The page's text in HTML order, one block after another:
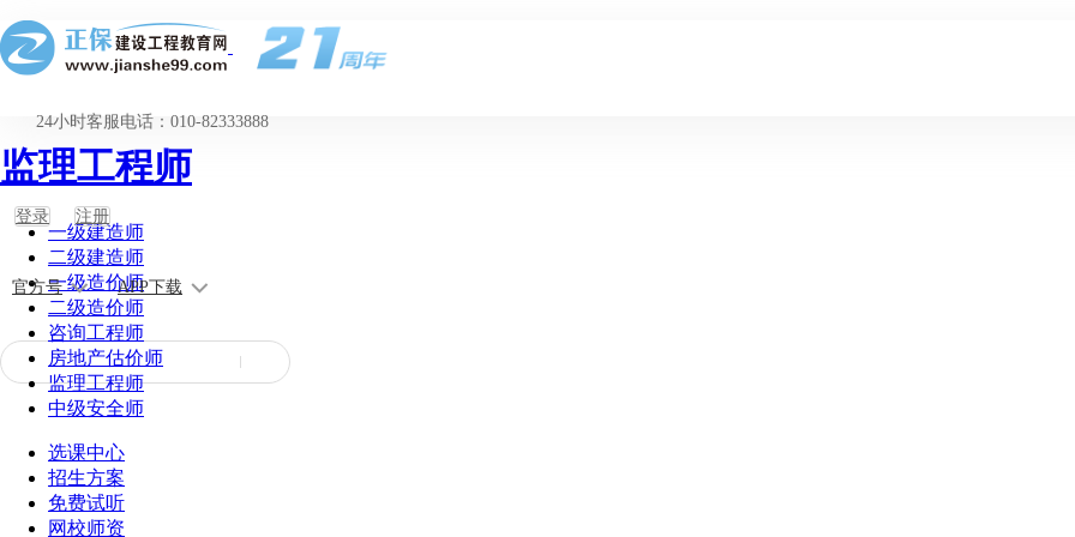
24小时客服电话：010-82333888
登录 注册
官方号 APP下载
监理工程师
一级建造师
二级建造师
一级造价师
二级造价师
咨询工程师
房地产估价师
监理工程师
中级安全师
选课中心
招生方案
免费试听
网校师资